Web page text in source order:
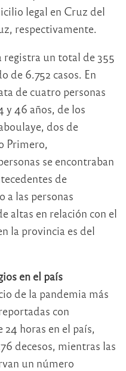
legal en Cruz del
respectivamente.
registra un total de 355
de 6.752 casos. En
de cuatro personas
y 46 años, de los
dos de
Primero,
se encontraban
de
a las personas
altas en relación con el
la provincia es del
en el país
de la pandemia más
con
horas en el país,
decesos, mientras las
un número